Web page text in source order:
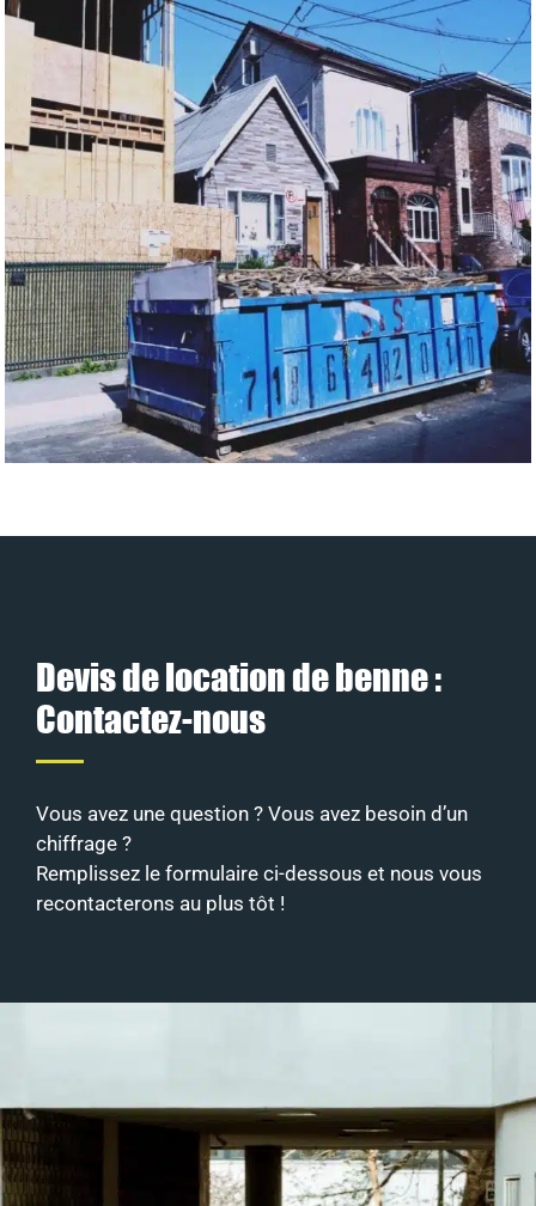
Devis de location de benne :
Contactez-nous
Vous avez une question ? Vous avez besoin d’un
chiffrage ?
Remplissez le formulaire ci-dessous et nous vous
recontacterons au plus tôt !